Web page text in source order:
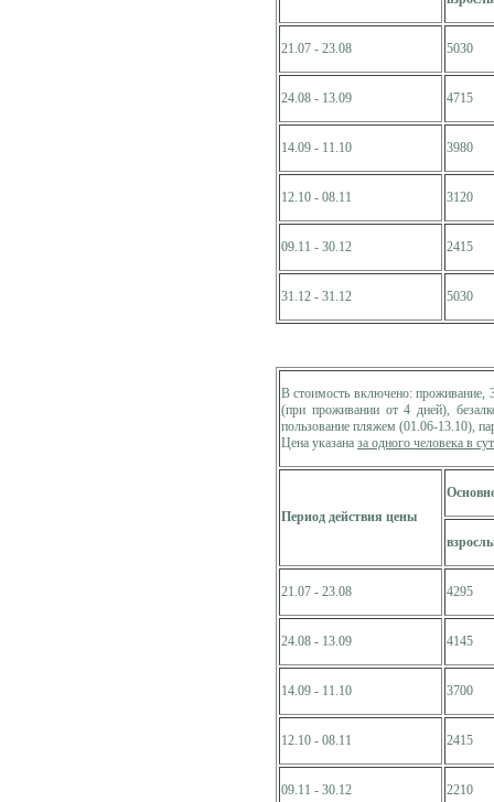
21.07 - 23.08 5030
24.08 - 13.09 4715
14.09 - 11.10 3980
12.10 - 08.11 3120
09.11 - 30.12 2415
31.12 - 31.12 5030
В стоимость включено: проживание,
(при проживании от 4 дней),
пользование пляжем (01.06-13.10),
Цена указана за одного человека в
Период действия цены
21.07 - 23.08 4295
24.08 - 13.09 4145
14.09 - 11.10 3700
12.10 - 08.11 2415
09.11 - 30.12 2210